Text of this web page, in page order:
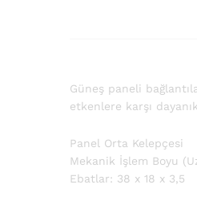
Güneş paneli
etkenlere karşı
Panel Orta Kelepçesi
Mekanik İşlem Boyu
Ebatlar: 38 x 18 x 3,5